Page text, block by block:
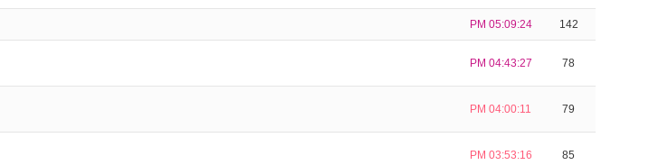
PM 05:09:24 142
PM 04:43:27 78
PM 04:00:11 79
PM 03:53:16 85